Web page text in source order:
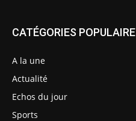
CATÉGORIES POPULAIRE
A la une
Actualité
Echos du jour
Sports